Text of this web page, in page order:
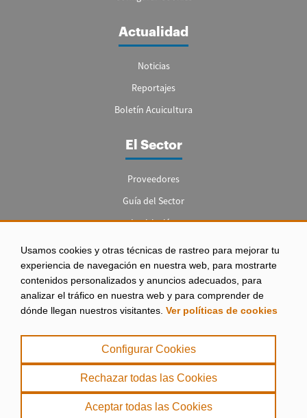
Usamos cookies y otras técnicas de rastreo para mejorar tu
experiencia de navegación en nuestra web, para mostrarte
contenidos personalizados y anuncios adecuados, para
analizar el tráfico en nuestra web y para comprender de
dónde llegan nuestros visitantes. Ver políticas de cookies
Configurar Cookies
Rechazar todas las Cookies
Aceptar todas las Cookies
Actualidad
Noticias
Reportajes
Boletín Acuicultura
El Sector
Proveedores
Guía del Sector
Legislación
Empleo
Aviso legal
|
Política de Privacidad
|